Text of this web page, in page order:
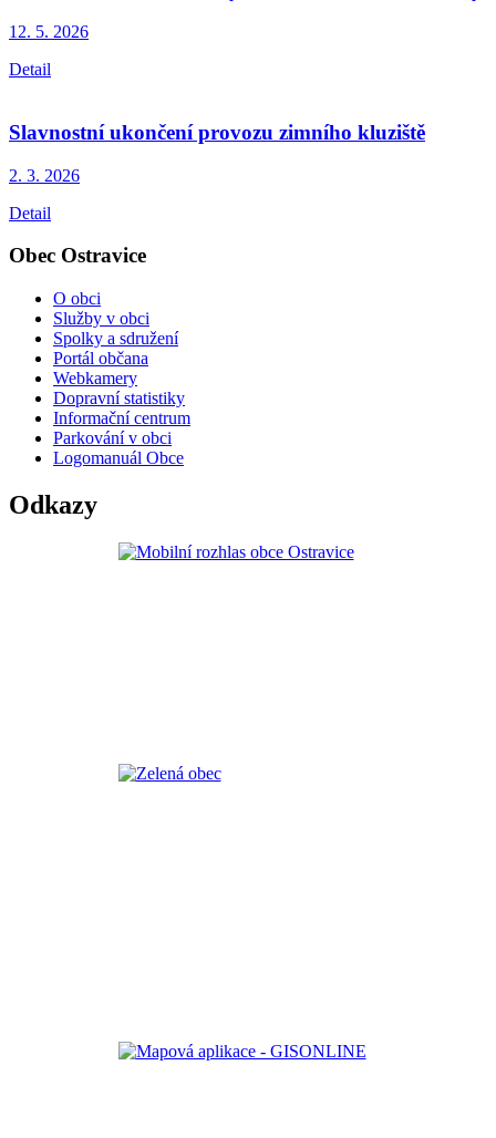
12. 5. 2026
Detail
Slavnostní ukončení provozu zimního kluziště
2. 3. 2026
Detail
Obec Ostravice
O obci
Služby v obci
Spolky a sdružení
Portál občana
Webkamery
Dopravní statistiky
Informační centrum
Parkování v obci
Logomanuál Obce
Odkazy